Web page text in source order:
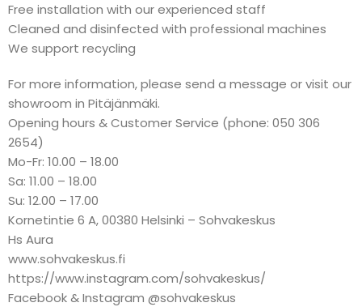
Free installation with our experienced staff
Cleaned and disinfected with professional machines
We support recycling
For more information, please send a message or visit our
showroom in Pitäjänmäki.
Opening hours & Customer Service (phone: 050 306
2654)
Mo-Fr: 10.00 – 18.00
Sa: 11.00 – 18.00
Su: 12.00 – 17.00
Kornetintie 6 A, 00380 Helsinki – Sohvakeskus
Hs Aura
www.sohvakeskus.fi
https://www.instagram.com/sohvakeskus/
Facebook & Instagram @sohvakeskus